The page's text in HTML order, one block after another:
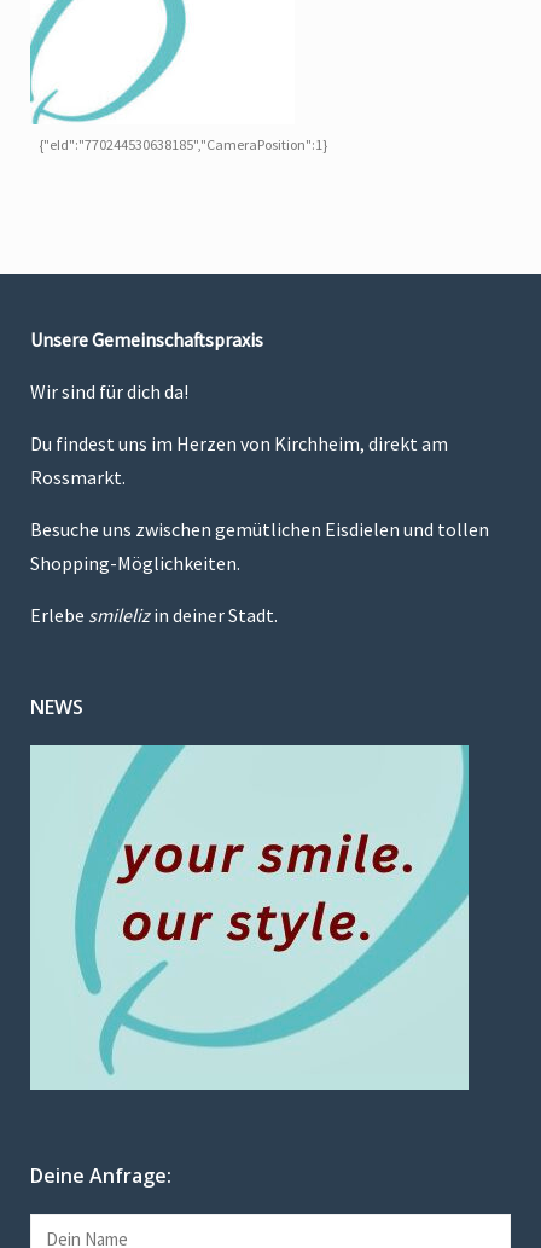
{"eId":"770244530638185","CameraPosition":1}
Unsere Gemeinschaftspraxis
Wir sind für dich da!
Du findest uns im Herzen von Kirchheim, direkt am
Rossmarkt.
Besuche uns zwischen gemütlichen Eisdielen und tollen
Shopping-Möglichkeiten.
Erlebe smilelizin deiner Stadt.
NEWS
Deine Anfrage: